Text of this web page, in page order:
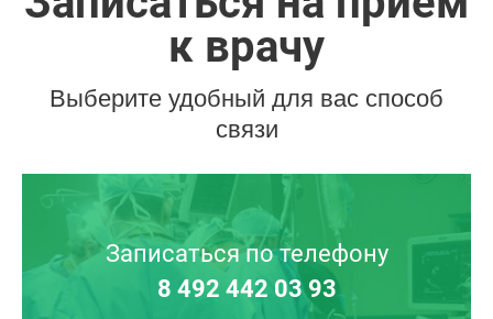
к врачу
Выберите удобный для вас способ
связи
Записаться по телефону
8 492 442 03 93